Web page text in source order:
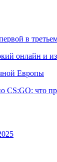
в
онлайн и
Европы
CS:GO: что